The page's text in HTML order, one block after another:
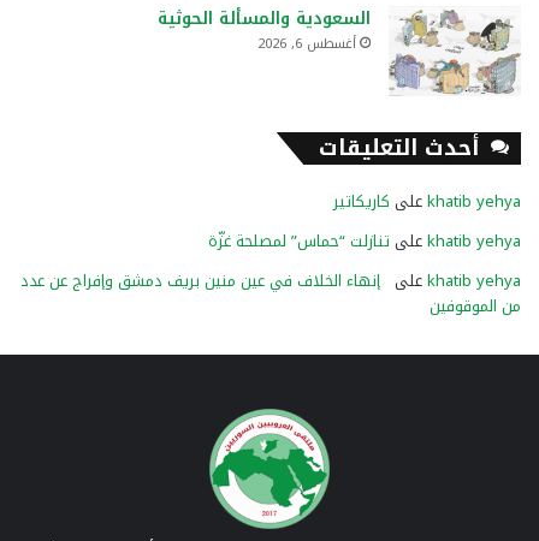
السعودية والمسألة الحوثية
أغسطس 6, 2026
أحدث التعليقات
khatib yehyaعلى كاريكاتير
khatib yehyaعلى تنازلت “حماس” لمصلحة غزّة
khatib yehyaعلى إنهاء الخلاف في عين منين بريف دمشق وإفراج عن عدد
من الموقوفين